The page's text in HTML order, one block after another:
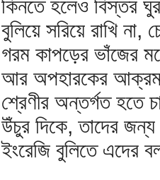
কিনতে হলেও বিস্তর
বুলিয়ে সরিয়ে রাখি
গরম কাপড়ের ভাঁজের
আর অপহারকের
শ্রেণীর অন্তর্গত হতে
উঁচুর দিকে, তাদের জন্য
ইংরেজি বুলিতে এদের